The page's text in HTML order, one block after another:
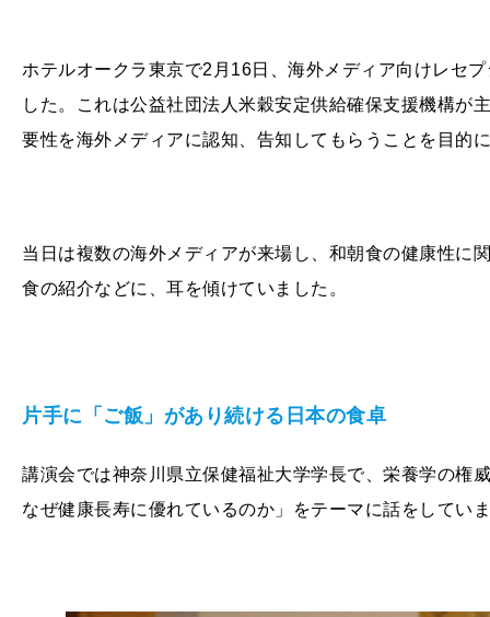
ホテルオークラ東京で2月16日、海外メディア向けレセ
した。これは公益社団法人米穀安定供給確保支援機構が
要性を海外メディアに認知、告知してもらうことを目的
当日は複数の海外メディアが来場し、和朝食の健康性に
食の紹介などに、耳を傾けていました。
片手に「ご飯」があり続ける日本の食卓
講演会では神奈川県立保健福祉大学学長で、栄養学の権
なぜ健康長寿に優れているのか」をテーマに話をしてい